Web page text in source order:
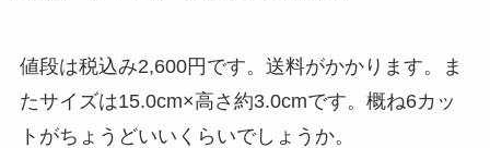
値段は税込み2,600円です。送料がかかります。ま
たサイズは15.0cm×高さ約3.0cmです。概ね6カッ
トがちょうどいいくらいでしょうか。